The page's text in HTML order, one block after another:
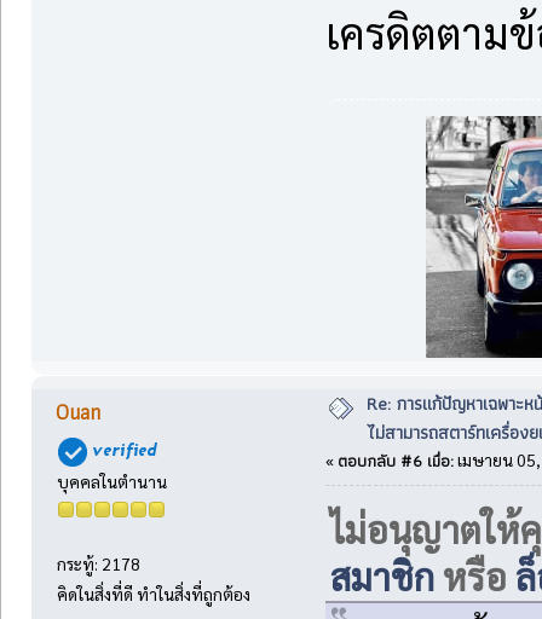
เครดิตตาม
Ouan
บุคคลในตำนาน
กระทู้: 2178
คิดในสิ่งที่ดี ทำในสิ่งที่ถูกต้อง
Re: การแก้ปัญหาเฉพาะ
ไม่สามารถสตาร์ทเครื่อง
« ตอบกลับ #6 เมื่อ:เมษายน
ไม่อนุญาตให้
สมาชิก หรือ